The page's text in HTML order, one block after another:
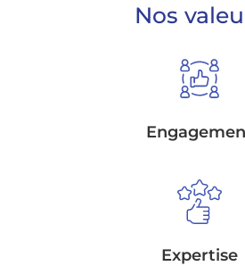
Nos
Expertise